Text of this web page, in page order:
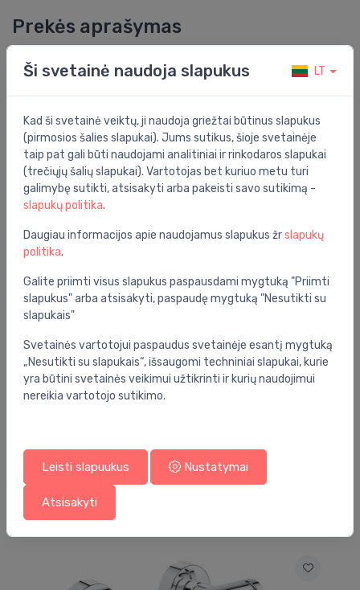
Prekės aprašymas
Grohtherm 800 termostatinis vonios maišytuvas,
chromas
Bendrosios specifikacijos
Funkcionalumas: su termostatu
Grupė: vonios kambarys
Spalva:
Serija: grohtherm
Montavimo vieta:
Specifikacija
Produkto kodas: 34567000
Barkodas: 4005176310157
Prekės ženklas:
Jums taip pat gali patikti
Ši svetainė naudoja slapukus LT
Kad ši svetainė veiktų, ji naudoja griežtai būtinus slapukus
(pirmosios šalies slapukai). Jums sutikus, šioje svetainėje
taip pat gali būti naudojami analitiniai ir rinkodaros slapukai
(trečiųjų šalių slapukai). Vartotojas bet kuriuo metu turi
galimybę sutikti, atsisakyti arba pakeisti savo sutikimą -
slapukų politika.
Daugiau informacijos apie naudojamus slapukus žrslapukų
politika.
Galite priimti visus slapukus paspausdami mygtuką "Priimti
slapukus" arba atsisakyti, paspaudę mygtuką "Nesutikti su
slapukais"
Svetainės vartotojui paspaudus svetainėje esantį mygtuką
„Nesutikti su slapukais“, išsaugomi techniniai slapukai, kurie
yra būtini svetainės veikimui užtikrinti ir kurių naudojimui
nereikia vartotojo sutikimo.
Leisti slapuukus Nustatymai
Atsisakyti